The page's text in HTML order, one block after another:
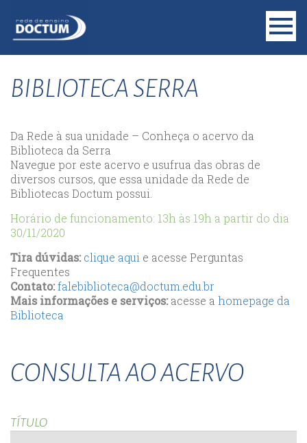
BIBLIOTECA SERRA
Da Rede à sua unidade – Conheça o acervo da
Biblioteca da Serra
Navegue por este acervo e usufrua das obras de
diversos cursos, que essa unidade da Rede de
Bibliotecas Doctum possui.
Horário de funcionamento: 13h às 19h a partir do dia
30/11/2020
Tira dúvidas: clique aqui e acesse Perguntas
Frequentes
Contato:falebiblioteca@doctum.edu.br
Mais informações e serviços: acesse a homepage da
Biblioteca
CONSULTA AO ACERVO
TÍTULO